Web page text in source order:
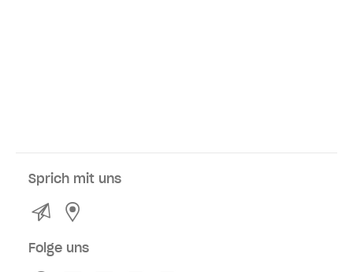
Sprich mit uns
Kontakt
Folge uns